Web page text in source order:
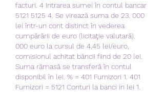
facturi. 4 Intrarea sumei în contul bancar
5121 5125 4. Se virează suma de 23. 000
lei într-un cont distinct în vederea
cumpărării de euro (licitaţie valutară).
000 euro la cursul de 4,45 lei/euro,
comisionul achitat băncii fiind de 20 lei.
Suma rămasă se transferă în contul
disponibil în lei. % = 401 Furnizori 1. 401
Furnizori = 5121 Conturi la banci in lei 1.